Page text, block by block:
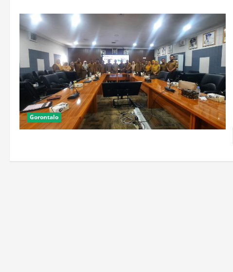
Gorontalo